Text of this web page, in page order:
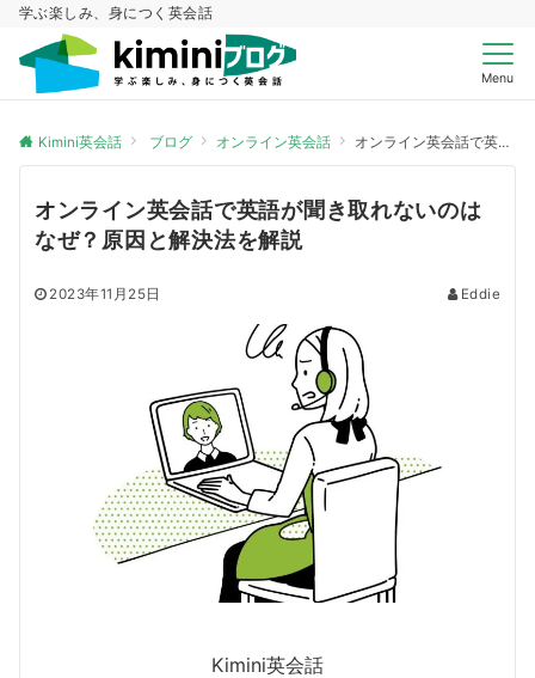
学ぶ楽しみ、身につく英会話
Menu
Kimini英会話 ブログ オンライン英会話 オンライン英会話で英語が聞き取れないのはなぜ？原因と解決法を解説
オンライン英会話で英語が聞き取れないのは
なぜ？原因と解決法を解説
2023年11月25日 Eddie
Kimini英会話